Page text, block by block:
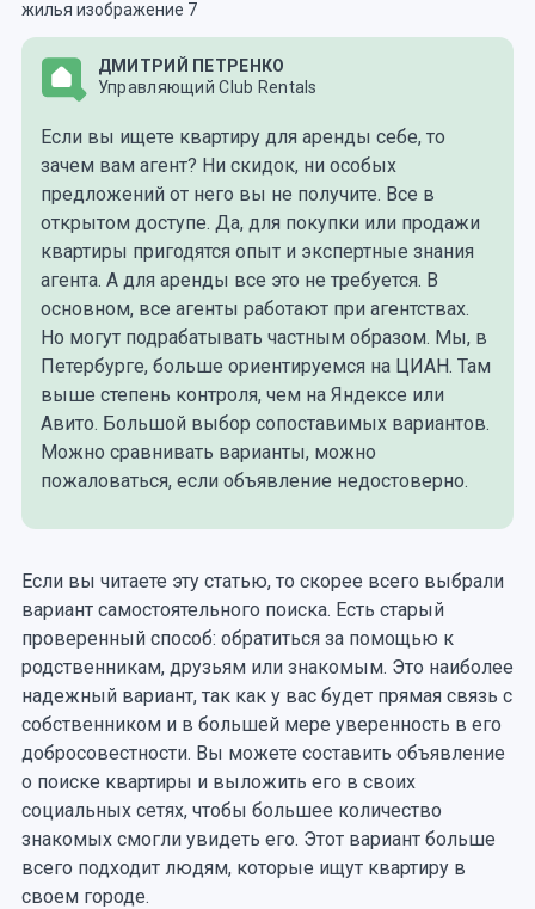
ДМИТРИЙ ПЕТРЕНКО
Управляющий Club Rentals
Если вы ищете квартиру для аренды себе, то
зачем вам агент? Ни скидок, ни особых
предложений от него вы не получите. Все в
открытом доступе. Да, для покупки или продажи
квартиры пригодятся опыт и экспертные знания
агента. А для аренды все это не требуется. В
основном, все агенты работают при агентствах.
Но могут подрабатывать частным образом. Мы, в
Петербурге, больше ориентируемся на ЦИАН. Там
выше степень контроля, чем на Яндексе или
Авито. Большой выбор сопоставимых вариантов.
Можно сравнивать варианты, можно
пожаловаться, если объявление недостоверно.
Если вы читаете эту статью, то скорее всего выбрали
вариант самостоятельного поиска. Есть старый
проверенный способ: обратиться за помощью к
родственникам, друзьям или знакомым. Это наиболее
надежный вариант, так как у вас будет прямая связь с
собственником и в большей мере уверенность в его
добросовестности. Вы можете составить объявление
о поиске квартиры и выложить его в своих
социальных сетях, чтобы большее количество
знакомых смогли увидеть его. Этот вариант больше
всего подходит людям, которые ищут квартиру в
своем городе.